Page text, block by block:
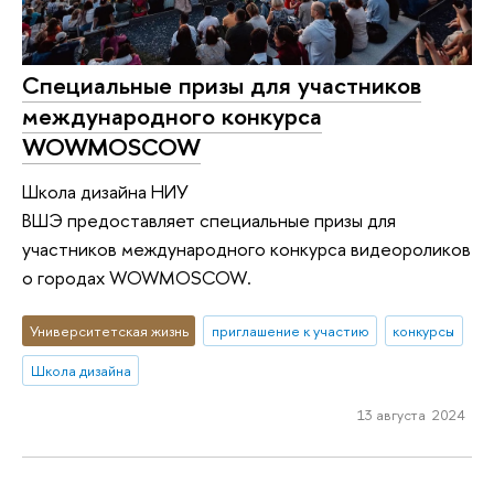
Специальные призы для участников
международного конкурса
WOWMOSCOW
Школа дизайна НИУ
ВШЭ предоставляет специальные призы для
участников международного конкурса видеороликов
о городах WOWMOSCOW.
Университетская жизнь приглашение к участию
конкурсы
Школа дизайна
13 августа 2024